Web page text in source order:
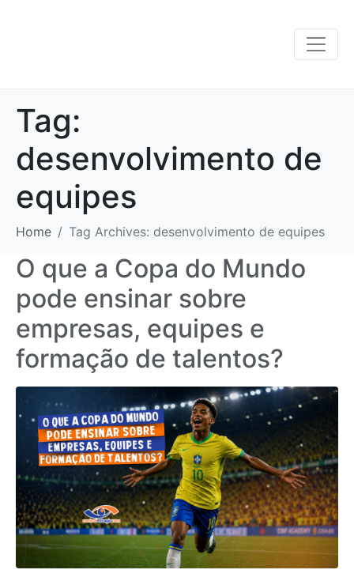
Tag:
desenvolvimento de
equipes
Home Tag Archives: desenvolvimento de equipes
O que a Copa do Mundo
pode ensinar sobre
empresas, equipes e
formação de talentos?